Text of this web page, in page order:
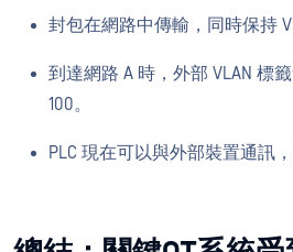
封包在網路中傳輸，同時保持
到達網路 A 時，外部 VLAN 標
100。
PLC 現在可以與外部裝置通訊